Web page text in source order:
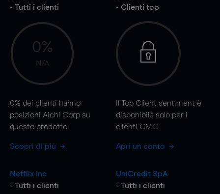
- Tutti i clienti
0%
N/A
0% dei clienti hanno
posizioni Aichi Corp su
questo prodotto
Scopri di più
- Clienti top
Il Top Client sentiment è
disponibile solo per i
clienti CMC
Apri un conto
Netflix Inc
- Tutti i clienti
UniCredit SpA
- Tutti i clienti